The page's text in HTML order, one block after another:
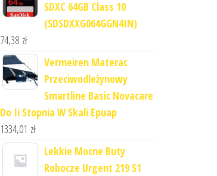
SDXC 64GB Class 10
(SDSDXXG064GGN4IN)
74,38 zł
Vermeiren Materac
Przeciwodleżynowy
Smartline Basic Novacare
Do Ii Stopnia W Skali Epuap
1334,01 zł
Lekkie Mocne Buty
Robocze Urgent 219 S1